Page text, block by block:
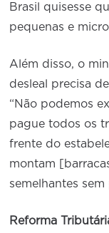
Brasil quisesse
pequenas e
Além disso, o
desleal precisa
“Não podemos
pague todos os
frente do
montam
semelhantes
Reforma